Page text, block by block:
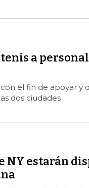
a
el fin de apoyar y
dos ciudades
NY estarán